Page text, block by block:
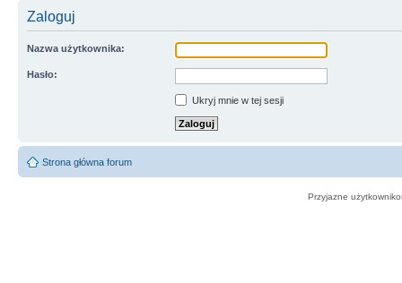
Zaloguj
Nazwa użytkownika:
Hasło:
Ukryj mnie w tej sesji
Strona główna forum
Przyjazne